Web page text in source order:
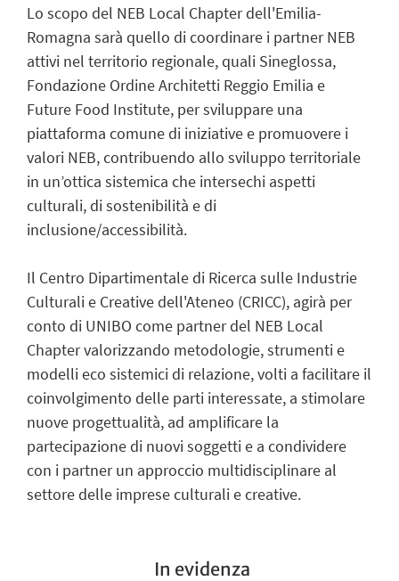
Lo scopo del NEB Local Chapter dell'Emilia-
Romagna sarà quello di coordinare i partner NEB
attivi nel territorio regionale, quali Sineglossa,
Fondazione Ordine Architetti Reggio Emilia e
Future Food Institute, per sviluppare una
piattaforma comune di iniziative e promuovere i
valori NEB, contribuendo allo sviluppo territoriale
in un’ottica sistemica che intersechi aspetti
culturali, di sostenibilità e di
inclusione/accessibilità.
Il Centro Dipartimentale di Ricerca sulle Industrie
Culturali e Creative dell'Ateneo (CRICC), agirà per
conto di UNIBO come partner del NEB Local
Chapter valorizzando metodologie, strumenti e
modelli eco sistemici di relazione, volti a facilitare il
coinvolgimento delle parti interessate, a stimolare
nuove progettualità, ad amplificare la
partecipazione di nuovi soggetti e a condividere
con i partner un approccio multidisciplinare al
settore delle imprese culturali e creative.
In evidenza